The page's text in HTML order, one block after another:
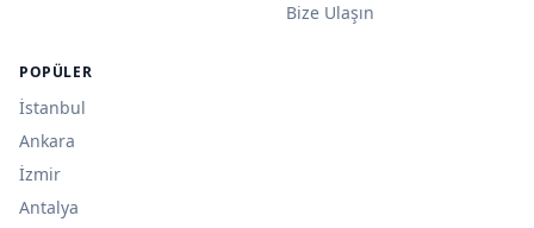
Bize Ulaşın
POPÜLER
İstanbul
Ankara
İzmir
Antalya